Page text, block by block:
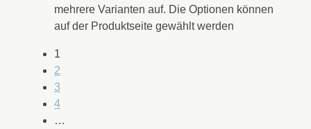
mehrere Varianten auf. Die Optionen können
auf der Produktseite gewählt werden
1
2
3
4
…